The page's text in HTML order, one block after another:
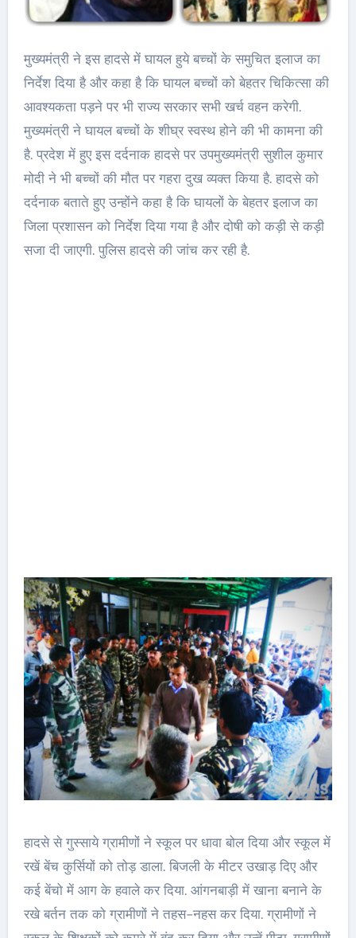
मुख्यमंत्री ने इस हादसे में घायल हुये बच्चों के समुचित इलाज का
निर्देश दिया है और कहा है कि घायल बच्चों को बेहतर चिकित्सा की
आवश्यकता पड़ने पर भी राज्य सरकार सभी खर्च वहन करेगी.
मुख्यमंत्री ने घायल बच्चों के शीघ्र स्वस्थ होने की भी कामना की
है. प्रदेश में हुए इस दर्दनाक हादसे पर उपमुख्यमंत्री सुशील कुमार
मोदी ने भी बच्चों की मौत पर गहरा दुख व्यक्त किया है. हादसे को
दर्दनाक बताते हुए उन्होंने कहा है कि घायलों के बेहतर इलाज का
जिला प्रशासन को निर्देश दिया गया है और दोषी को कड़ी से कड़ी
सजा दी जाएगी. पुलिस हादसे की जांच कर रही है.
हादसे से गुस्साये ग्रामीणों ने स्कूल पर धावा बोल दिया और स्कूल में
रखें बेंच कुर्सियों को तोड़ डाला. बिजली के मीटर उखाड़ दिए और
कई बेंचो में आग के हवाले कर दिया. आंगनबाड़ी में खाना बनाने के
रखे बर्तन तक को ग्रामीणों ने तहस-नहस कर दिया. ग्रामीणों ने